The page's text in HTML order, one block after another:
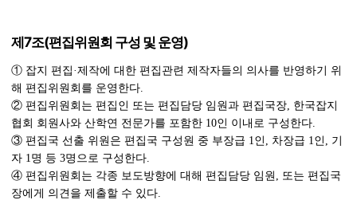
제7조(편집위원회 구성 및 운영)
① 잡지 편집·제작에 대한 편집관련 제작자들의 의사를 반영하기 위
해 편집위원회를 운영한다.
② 편집위원회는 편집인 또는 편집담당 임원과 편집국장, 한국잡지
협회 회원사와 산학연 전문가를 포함한 10인 이내로 구성한다.
③ 편집국 선출 위원은 편집국 구성원 중 부장급 1인, 차장급 1인, 기
자 1명 등 3명으로 구성한다.
④ 편집위원회는 각종 보도방향에 대해 편집담당 임원, 또는 편집국
장에게 의견을 제출할 수 있다.